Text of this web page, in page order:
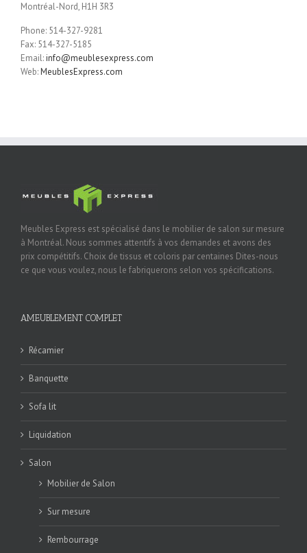
Montréal-Nord, H1H 3R3
Phone: 514-327-9281
Fax: 514-327-5185
Email:info@meublesexpress.com
Web:MeublesExpress.com
Meubles Express est spécialisé dans le mobilier de salon sur mesure
à Montréal. Nous sommes attentifs à vos demandes et avons des
prix compétitifs. Choix de tissus et coloris par centaines Dites-nous
ce que vous voulez, nous le fabriquerons selon vos spécifications.
AMEUBLEMENT COMPLET
Récamier
Banquette
Sofa lit
Liquidation
Salon
Mobilier de Salon
Sur mesure
Rembourrage